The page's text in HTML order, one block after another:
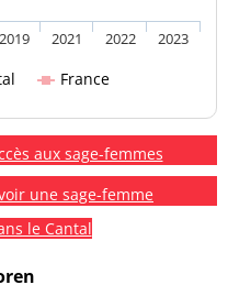
France
2019 2021 2022 2023
aux sage-femmes
une sage-femme
le Cantal